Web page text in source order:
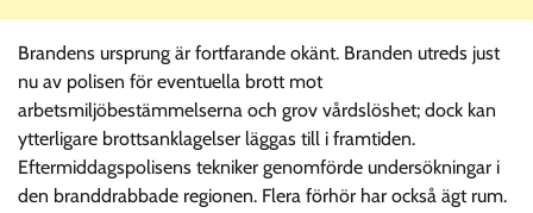
Brandens ursprung är fortfarande okänt. Branden utreds just
nu av polisen för eventuella brott mot
arbetsmiljöbestämmelserna och grov vårdslöshet; dock kan
ytterligare brottsanklagelser läggas till i framtiden.
Eftermiddagspolisens tekniker genomförde undersökningar i
den branddrabbade regionen. Flera förhör har också ägt rum.